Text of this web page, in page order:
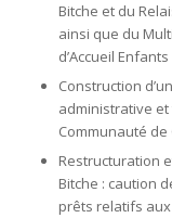
Bitche et du
ainsi que du
d’Accueil
Construction
administrative
Communauté
Restructuration
Bitche : caution
prêts relatifs